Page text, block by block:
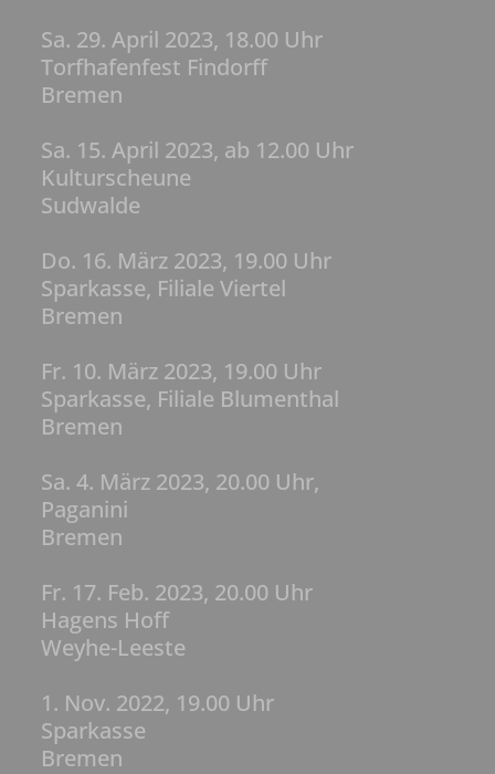
Sa. 29. April 2023, 18.00 Uhr
Torfhafenfest Findorff
Bremen
Sa. 15. April 2023, ab 12.00 Uhr
Kulturscheune
Sudwalde
Do. 16. März 2023, 19.00 Uhr
Sparkasse, Filiale Viertel
Bremen
Fr. 10. März 2023, 19.00 Uhr
Sparkasse, Filiale Blumenthal
Bremen
Sa. 4. März 2023, 20.00 Uhr,
Paganini
Bremen
Fr. 17. Feb. 2023, 20.00 Uhr
Hagens Hoff
Weyhe-Leeste
1. Nov. 2022, 19.00 Uhr
Sparkasse
Bremen